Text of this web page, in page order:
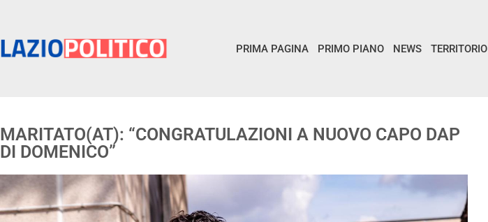
PRIMA PAGINA PRIMO PIANO NEWS TERRITORIO
MARITATO(AT): “CONGRATULAZIONI A NUOVO CAPO DAP
DI DOMENICO”